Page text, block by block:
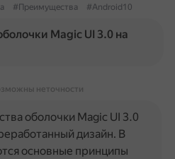
#Преимущества #Android10
Magic UI 3.0 на
неточности
оболочки Magic UI 3.0
дизайн. В
основные принципы